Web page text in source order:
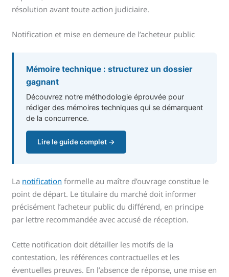
résolution avant toute action judiciaire.
Notification et mise en demeure de l’acheteur public
Mémoire technique : structurez un dossier
gagnant
Découvrez notre méthodologie éprouvée pour
rédiger des mémoires techniques qui se démarquent
de la concurrence.
Lire le guide complet →
La notification formelle au maître d’ouvrage constitue le
point de départ. Le titulaire du marché doit informer
précisément l’acheteur public du différend, en principe
par lettre recommandée avec accusé de réception.
Cette notification doit détailler les motifs de la
contestation, les références contractuelles et les
éventuelles preuves. En l’absence de réponse, une mise en